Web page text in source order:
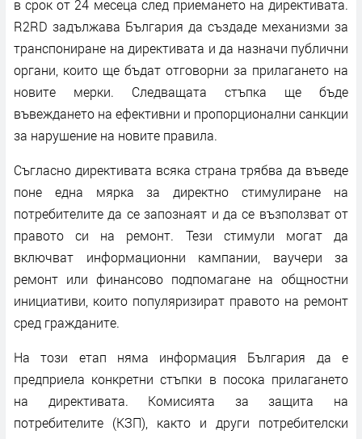
в срок от 24 месеца след приемането на директивата.
R2RD задължава България да създаде механизми за
транспониране на директивата и да назначи публични
органи, които ще бъдат отговорни за прилагането на
новите мерки. Следващата стъпка ще бъде
въвеждането на ефективни и пропорционални санкции
за нарушение на новите правила.
Съгласно директивата всяка страна трябва да въведе
поне една мярка за директно стимулиране на
потребителите да се запознаят и да се възползват от
правото си на ремонт. Тези стимули могат да
включват информационни кампании, ваучери за
ремонт или финансово подпомагане на общностни
инициативи, които популяризират правото на ремонт
сред гражданите.
На този етап няма информация България да е
предприела конкретни стъпки в посока прилагането
на директивата. Комисията за защита на
потребителите (КЗП), както и други потребителски